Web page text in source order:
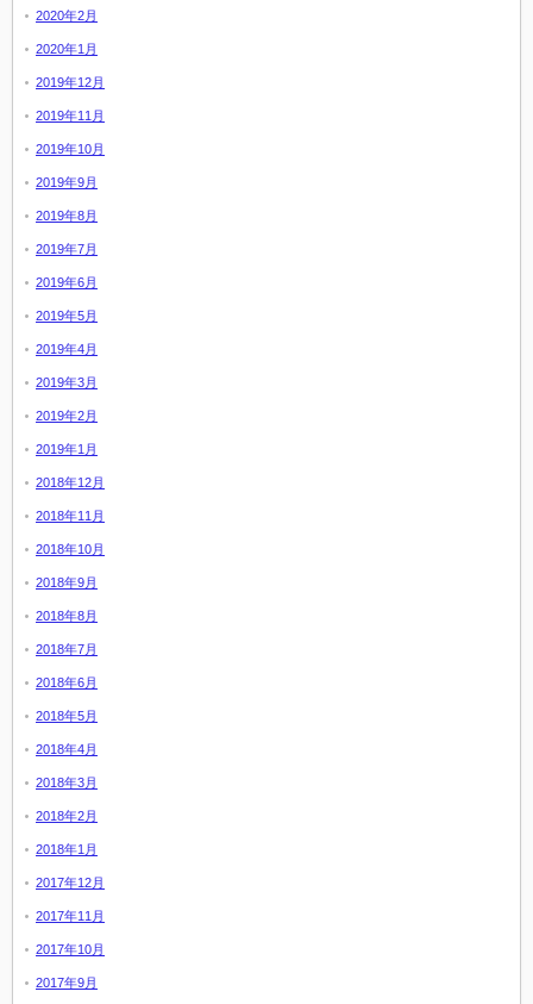
2020年2月
2020年1月
2019年12月
2019年11月
2019年10月
2019年9月
2019年8月
2019年7月
2019年6月
2019年5月
2019年4月
2019年3月
2019年2月
2019年1月
2018年12月
2018年11月
2018年10月
2018年9月
2018年8月
2018年7月
2018年6月
2018年5月
2018年4月
2018年3月
2018年2月
2018年1月
2017年12月
2017年11月
2017年10月
2017年9月